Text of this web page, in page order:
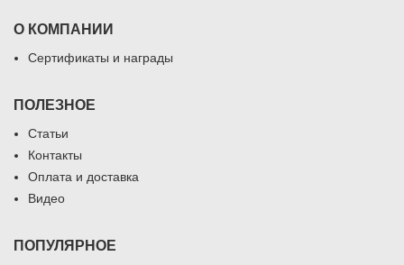
О КОМПАНИИ
Сертификаты и награды
ПОЛЕЗНОЕ
Статьи
Контакты
Оплата и доставка
Видео
ПОПУЛЯРНОЕ